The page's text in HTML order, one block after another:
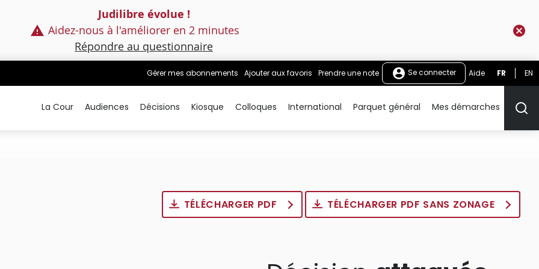
Judilibre évolue !
Aidez-nous à l'améliorer en 2 minutes
Répondre au questionnaire
Gérer mes abonnements Ajouter aux favoris Prendre une note Se connecter Aide FR EN
La Cour Audiences Décisions Kiosque Colloques International Parquet général Mes démarches
TÉLÉCHARGER PDF TÉLÉCHARGER PDF SANS ZONAGE